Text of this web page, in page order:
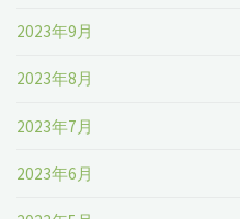
2023年9月
2023年8月
2023年7月
2023年6月